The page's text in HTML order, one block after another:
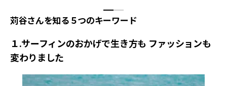
苅谷さんを知る５つのキーワード
１.サーフィンのおかげで生き方も ファッションも
変わりました